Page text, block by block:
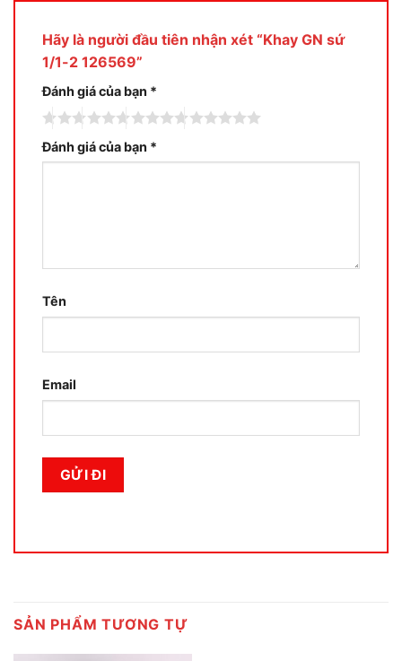
Hãy là người đầu tiên nhận xét “Khay GN sứ
1/1-2 126569”
Đánh giá của bạn *
Đánh giá của bạn *
Tên
Email
SẢN PHẨM TƯƠNG TỰ